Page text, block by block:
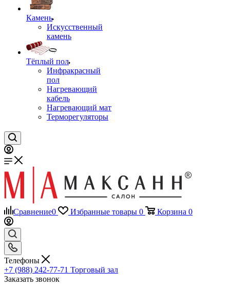
Камень
Искусственный
камень
Тёплый пол
Инфракрасный
пол
Нагревающий
кабель
Нагревающий мат
Терморегуляторы
Сравнение0 Избранные товары 0 Корзина 0
Телефоны
+7 (988) 242-77-71 Торговый зал
Заказать звонок